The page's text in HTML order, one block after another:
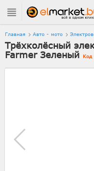
Главная Авто - мото
Трёхколёсный
Farmer Зеленый
Код